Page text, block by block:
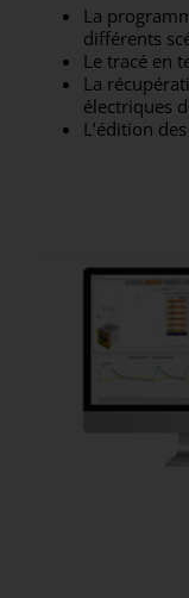
La
différents
Le tracé en
La
électriques
L’édition